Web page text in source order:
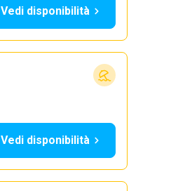
Vedi disponibilità
Vedi disponibilità